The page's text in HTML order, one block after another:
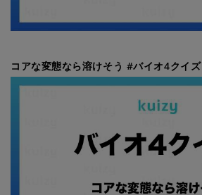
コアな変態なら溶けそう #バイオ4クイズ